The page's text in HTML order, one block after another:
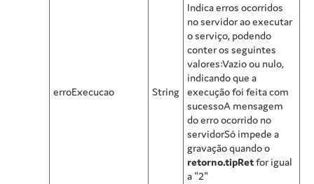
erroExecucao String
Indica erros ocorridos
no servidor ao executar
o serviço, podendo
conter os seguintes
valores:Vazio ou nulo,
indicando que a
execução foi feita com
sucessoA mensagem
do erro ocorrido no
servidorSó impede a
gravação quando o
retorno.tipRetfor igual
a "2"